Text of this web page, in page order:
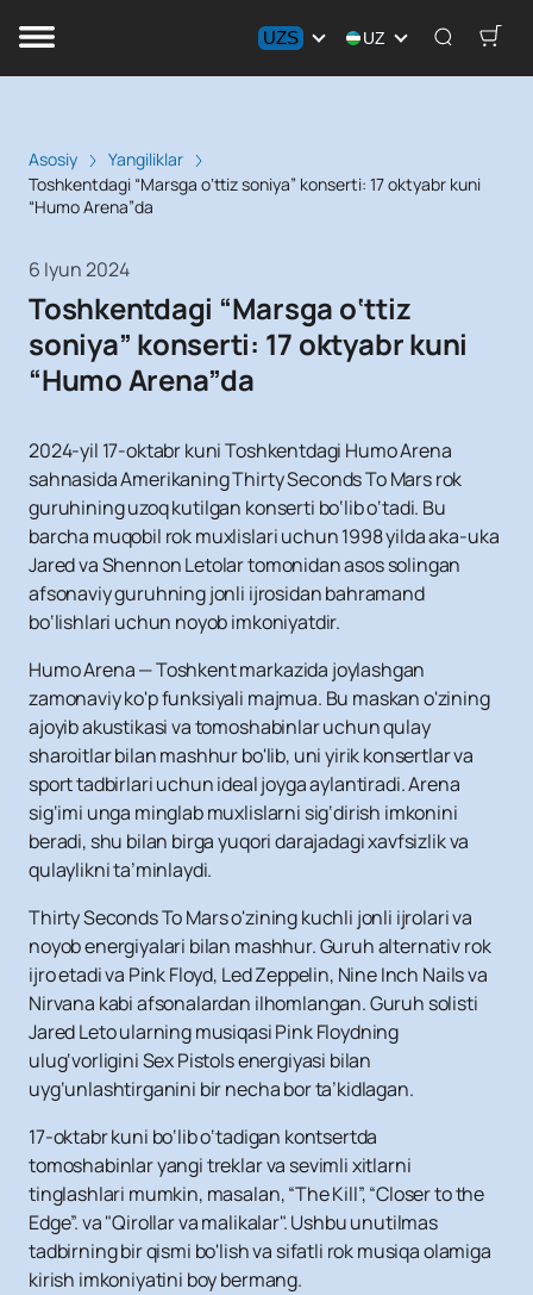
UZS UZ
Asosiy
Yangiliklar
Toshkentdagi “Marsga o‘ttiz soniya” konserti: 17 oktyabr kuni
“Humo Arena”da
6 Iyun 2024
Toshkentdagi “Marsga o‘ttiz
soniya” konserti: 17 oktyabr kuni
“Humo Arena”da
2024-yil 17-oktabr kuni Toshkentdagi Humo Arena
sahnasida Amerikaning Thirty Seconds To Mars rok
guruhining uzoq kutilgan konserti bo‘lib o‘tadi. Bu
barcha muqobil rok muxlislari uchun 1998 yilda aka-uka
Jared va Shennon Letolar tomonidan asos solingan
afsonaviy guruhning jonli ijrosidan bahramand
bo‘lishlari uchun noyob imkoniyatdir.
Humo Arena — Toshkent markazida joylashgan
zamonaviy ko'p funksiyali majmua. Bu maskan o'zining
ajoyib akustikasi va tomoshabinlar uchun qulay
sharoitlar bilan mashhur bo'lib, uni yirik konsertlar va
sport tadbirlari uchun ideal joyga aylantiradi. Arena
sig‘imi unga minglab muxlislarni sig‘dirish imkonini
beradi, shu bilan birga yuqori darajadagi xavfsizlik va
qulaylikni ta’minlaydi.
Thirty Seconds To Mars o'zining kuchli jonli ijrolari va
noyob energiyalari bilan mashhur. Guruh alternativ rok
ijro etadi va Pink Floyd, Led Zeppelin, Nine Inch Nails va
Nirvana kabi afsonalardan ilhomlangan. Guruh solisti
Jared Leto ularning musiqasi Pink Floydning
ulug‘vorligini Sex Pistols energiyasi bilan
uyg‘unlashtirganini bir necha bor ta’kidlagan.
17-oktabr kuni bo‘lib o‘tadigan kontsertda
tomoshabinlar yangi treklar va sevimli xitlarni
tinglashlari mumkin, masalan, “The Kill”, “Closer to the
Edge”. va "Qirollar va malikalar". Ushbu unutilmas
tadbirning bir qismi bo'lish va sifatli rok musiqa olamiga
kirish imkoniyatini boy bermang.